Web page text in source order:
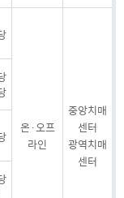
온·오프
라인
중앙치매
센터
광역치매
센터